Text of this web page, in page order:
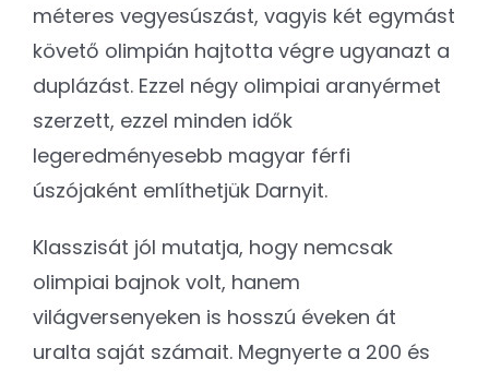
méteres vegyesúszást, vagyis két egymást
követő olimpián hajtotta végre ugyanazt a
duplázást. Ezzel négy olimpiai aranyérmet
szerzett, ezzel minden idők
legeredményesebb magyar férfi
úszójaként említhetjük Darnyit.
Klasszisát jól mutatja, hogy nemcsak
olimpiai bajnok volt, hanem
világversenyeken is hosszú éveken át
uralta saját számait. Megnyerte a 200 és